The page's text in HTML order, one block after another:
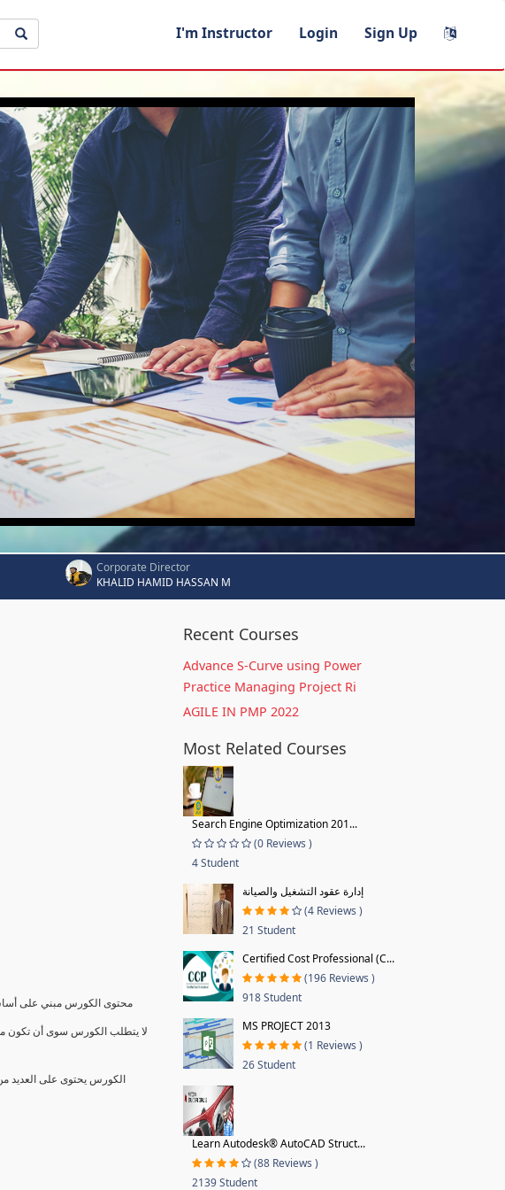
I'm Instructor Login Sign Up
Corporate Director
KHALID HAMID HASSAN M
محتوى الكورس مبني على أساس
لا يتطلب الكورس سوى أن تكون
الكورس يحتوى على العديد
Recent Courses
Advance S-Curve using Power
Practice Managing Project Ri
AGILE IN PMP 2022
Most Related Courses
Search Engine Optimization 201...
(0 Reviews )
4 Student
إدارة عقود التشغيل والصيانة
(4 Reviews )
21 Student
Certified Cost Professional (C...
(196 Reviews )
918 Student
MS PROJECT 2013
(1 Reviews )
26 Student
Learn Autodesk® AutoCAD Struct...
(88 Reviews )
2139 Student